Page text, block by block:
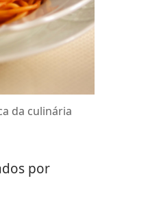
da culinária
por